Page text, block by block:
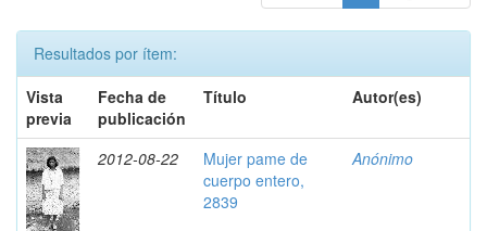
Resultados por ítem:
Vista
previa
Fecha de
publicación
Título Autor(es)
2012-08-22
Mujer pame de
cuerpo entero,
2839
Anónimo